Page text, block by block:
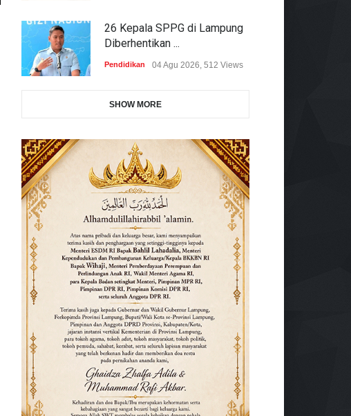
26 Kepala SPPG di Lampung
Diberhentikan ...
Pendidikan 04 Agu 2026, 512 Views
SHOW MORE